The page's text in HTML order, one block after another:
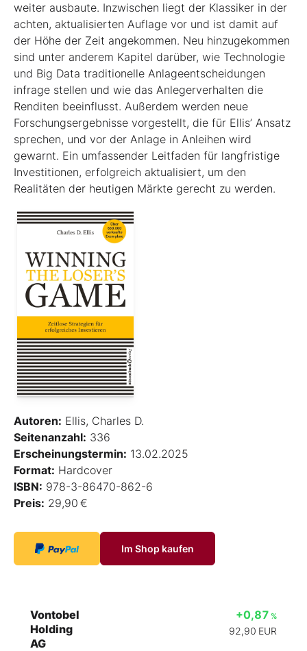
weiter ausbaute. Inzwischen liegt der Klassiker in der
achten, aktualisierten Auflage vor und ist damit auf
der Höhe der Zeit angekommen. Neu hinzugekommen
sind unter anderem Kapitel darüber, wie Technologie
und Big Data traditionelle Anlageentscheidungen
infrage stellen und wie das Anlegerverhalten die
Renditen beeinflusst. Außerdem werden neue
Forschungsergebnisse vorgestellt, die für Ellis’ Ansatz
sprechen, und vor der Anlage in Anleihen wird
gewarnt. Ein umfassender Leitfaden für langfristige
Investitionen, erfolgreich aktualisiert, um den
Realitäten der heutigen Märkte gerecht zu werden.
Autoren: Ellis, Charles D.
Seitenanzahl: 336
Erscheinungstermin: 13.02.2025
Format: Hardcover
ISBN: 978-3-86470-862-6
Preis: 29,90 €
Im Shop kaufen
Vontobel
Holding
AG
+0,87 %
92,90 EUR